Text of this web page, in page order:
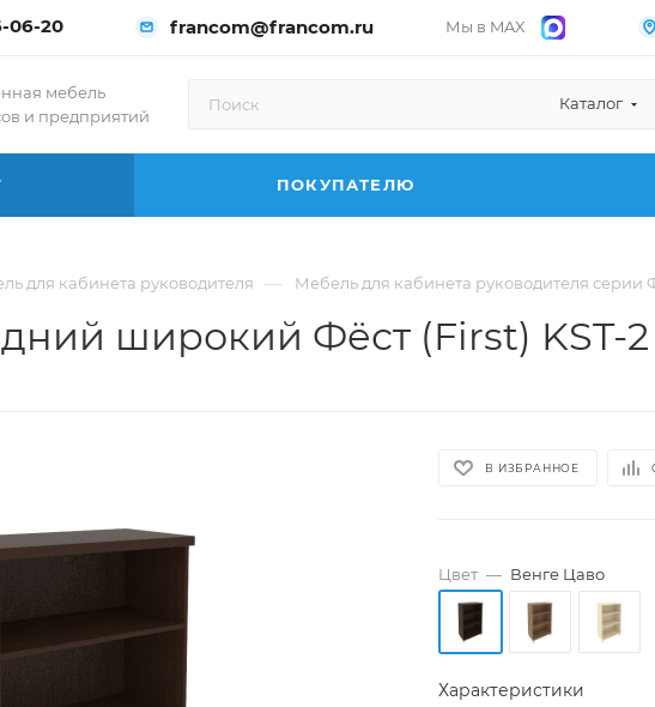
06-20 francom@francom.ru Мы в MAX
мебель
и предприятий
Каталог
ПОКУПАТЕЛЮ
для кабинета руководителя — Мебель для кабинета руководителя серии
широкий Фёст (First) KST-2
В ИЗБРАННОЕ
Цвет — Венге Цаво
Характеристики